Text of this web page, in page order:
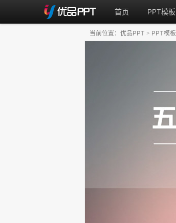
首页 PPT模板
当前位置： 优品PPT > PPT模板